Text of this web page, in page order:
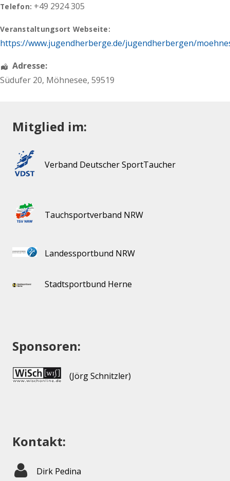
Telefon: +49 2924 305
Veranstaltungsort Webseite:
https://www.jugendherberge.de/jugendherbergen/
Adresse:
Südufer 20, Möhnesee, 59519
Mitglied im:
Verband Deutscher SportTaucher
Tauchsportverband NRW
Landessportbund NRW
Stadtsportbund Herne
Sponsoren:
(Jörg Schnitzler)
Kontakt:
Dirk Pedina